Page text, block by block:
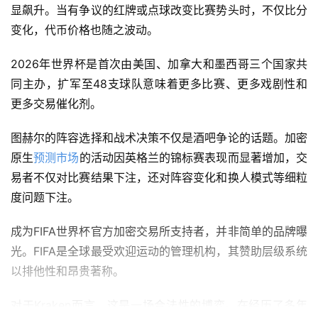
显飙升。当有争议的红牌或点球改变比赛势头时，不仅比分
变化，代币价格也随之波动。
2026年世界杯是首次由美国、加拿大和墨西哥三个国家共
同主办，扩军至48支球队意味着更多比赛、更多戏剧性和
更多交易催化剂。
图赫尔的阵容选择和战术决策不仅是酒吧争论的话题。加密
原生预测市场的活动因英格兰的锦标赛表现而显著增加，交
易者不仅对比赛结果下注，还对阵容变化和换人模式等细粒
度问题下注。
成为FIFA世界杯官方加密交易所支持者，并非简单的品牌曝
光。FIFA是全球最受欢迎运动的管理机构，其赞助层级系统
以排他性和昂贵著称。